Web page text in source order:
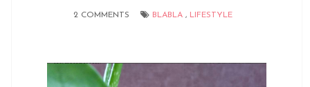
2 COMMENTS BLABLA, LIFESTYLE